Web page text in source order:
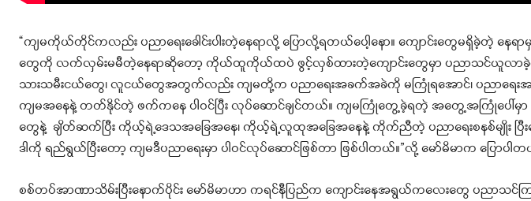
“ကျမကိုယ်တိုင်ကလည်း ပညာရေးခေါင်းပါးတဲ့နေရာလို့ ပြောလို့ရတယ်ပေါ့နော။ ကျောင်းတွေမရှိခဲ့တဲ့ နေရ
တွေကို လက်လှမ်းမမီတဲ့နေရာဆိုတော့ ကိုယ်ထူကိုယ်ထပဲ ဖွင့်လှစ်ထားတဲ့ကျောင်းတွေမှာ ပညာသင်ယူလာ
သားသမီးငယ်တွေ၊ လူငယ်တွေအတွက်လည်း ကျမတို့က ပညာရေးအခက်အခဲကို မကြုံရအောင်၊ ပညာရေ
ကျမအနေနဲ့ တတ်နိုင်တဲ့ ဖက်ကနေ ပါဝင်ပြီး လုပ်ဆောင်ချင်တယ်။ ကျမကြုံတွေ့ခဲ့ရတဲ့ အတွေ့အကြုံပေါ်မှာ
တွေနဲ့ ချိတ်ဆက်ပြီး ကိုယ့်ရဲ့ဒေသအခြေအနေ၊ ကိုယ့်ရဲ့လူထုအခြေအနေနဲ့ ကိုက်ညီတဲ့ ပညာရေးစနစ်မျိုး ပြီး
ဒါကို ရည်ရွယ်ပြီးတော့ ကျမဒီပညာရေးမှာ ပါဝင်လုပ်ဆောင်ဖြစ်တာ ဖြစ်ပါတယ်။”လို့ မော်မိမာက ပြောပါ
စစ်တပ်အာဏာသိမ်းပြီးနောက်ပိုင်း မော်မိမာဟာ ကရင်နီပြည်က ကျောင်းနေအရွယ်ကလေးတွေ ပညာသင်ကြ